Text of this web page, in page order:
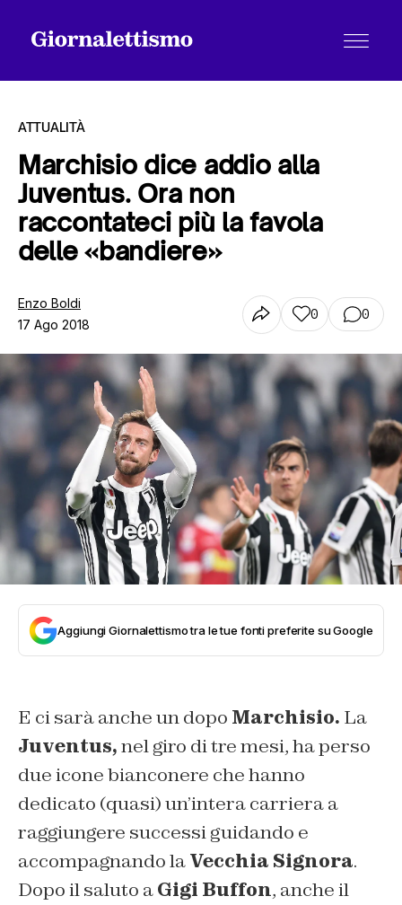
Tutti gli articoli
Contatti
ATTUALITÀ
Marchisio dice addio alla
Juventus. Ora non
raccontateci più la favola
delle «bandiere»
Enzo Boldi
17 Ago 2018
0 0
Aggiungi Giornalettismo tra le tue fonti preferite su Google
E ci sarà anche un dopo Marchisio. La
Juventus,nel giro di tre mesi, ha perso
due icone bianconere che hanno
dedicato (quasi) un’intera carriera a
raggiungere successi guidando e
accompagnando laVecchia Signora.
Dopo il saluto aGigi Buffon, anche il